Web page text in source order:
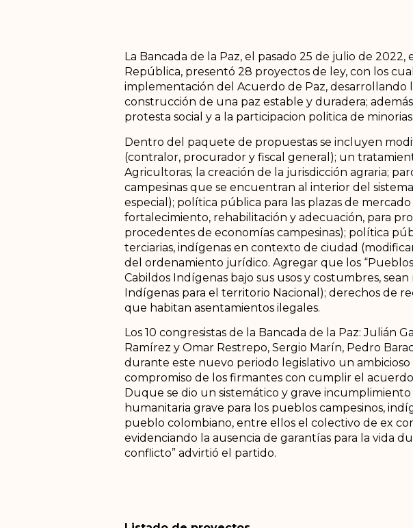
La Bancada de la Paz, el pasado 25 de julio de
República, presentó 28 proyectos de ley, con los
implementación del Acuerdo de Paz,
construcción de una paz estable y duradera;
protesta social y a la participacion politica de minorias.
Dentro del paquete de propuestas se incluyen
(contralor, procurador y fiscal general); un
Agricultoras; la creación de la jurisdicción agraria;
campesinas que se encuentran al interior del
especial); política pública para las plazas de
fortalecimiento, rehabilitación y adecuación, para
procedentes de economías campesinas); política
terciarias, indígenas en contexto de ciudad
del ordenamiento jurídico. Agregar que los
Cabildos Indígenas bajo sus usos y costumbres,
Indígenas para el territorio Nacional); derechos de
que habitan asentamientos ilegales.
Los 10 congresistas de la Bancada de la Paz: Julián
Ramírez y Omar Restrepo, Sergio Marín, Pedro
durante este nuevo periodo legislativo un
compromiso de los firmantes con cumplir el
Duque se dio un sistemático y grave
humanitaria grave para los pueblos campesinos,
pueblo colombiano, entre ellos el colectivo de ex
evidenciando la ausencia de garantías para la vida
conflicto” advirtió el partido.